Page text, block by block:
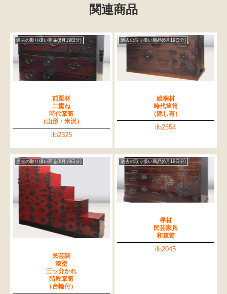
関連商品
過去の取り扱い商品(6月19日分)
前栗材
二重ね
時代箪笥
（山形・米沢）
ilb2325
過去の取り扱い商品(6月19日分)
総桐材
時代箪笥
（隠し有）
ilb2354
過去の取り扱い商品(6月19日分)
民芸調
漆塗
三ッ分かれ
階段箪笥
（台輪付）
過去の取り扱い商品(6月19日分)
﨔材
民芸家具
和箪笥
ilb2045
検索
人気の検索キーワード
2980 松本民芸 水屋箪笥 小長火鉢 踏台